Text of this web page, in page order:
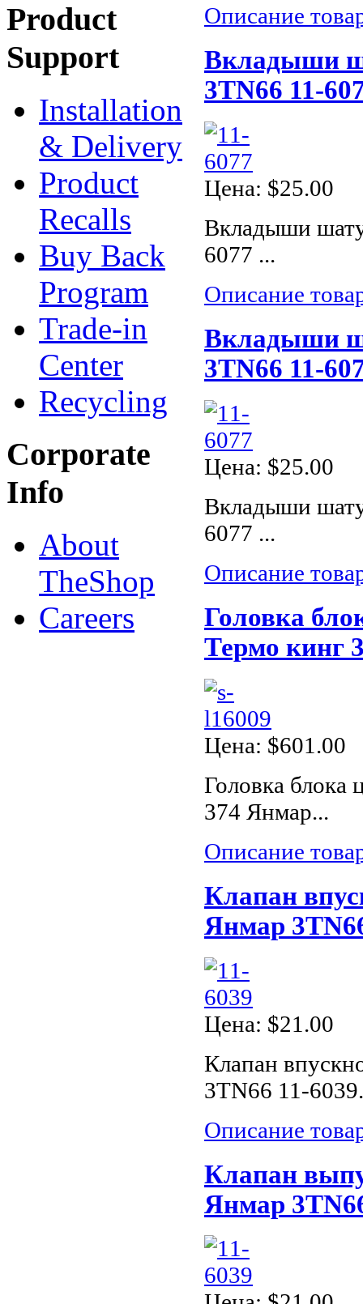
Описание
Вкладыши
3TN66 11-
Цена: $25.00
Вкладыши
6077 ...
Описание
Вкладыши
3TN66 11-
Цена: $25.00
Вкладыши
6077 ...
Описание
Головка
Термо кинг
Цена: $601.00
Головка блока
374 Янмар...
Описание
Клапан
Янмар
Цена: $21.00
Клапан
3TN66 11-
Описание
Клапан
Янмар
Product
Support
Installation
& Delivery
Product
Recalls
Buy Back
Program
Trade-in
Center
Recycling
Corporate
Info
About
TheShop
Careers